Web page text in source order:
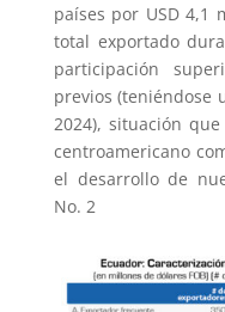
países por USD 4,1
total exportado
participación
previos (teniéndose
2024), situación
centroamericano
el desarrollo de
No. 2